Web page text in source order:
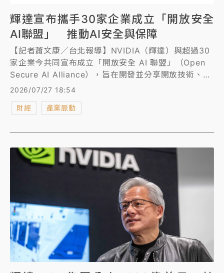
輝達宣布攜手30家企業成立「開放安全
AI聯盟」 推動AI安全與保障
【記者蕭文康／台北報導】NVIDIA（輝達）與超過30
家企業今共同宣布成立「開放安全 AI 聯盟」（Open
Secure AI Alliance），旨在開發並分享開放技術、方
法與工具，以在 AI時代保護軟體與 AI代理的倡議。創
CrowdStrike、戴爾科技集團、IBM、Linux
與 SpaceXAI等企業，正致力於建構並分享用於保護軟
體與代理的方法與工具。
2026/07/27 18:54
財經 產業脈動